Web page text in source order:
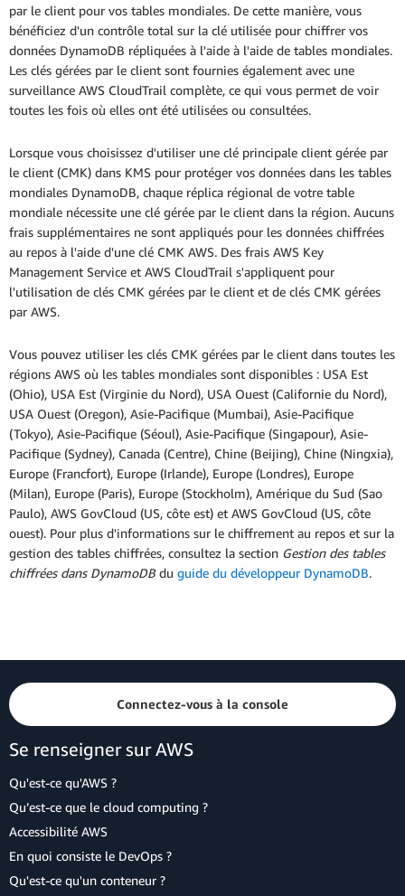
par le client pour vos tables mondiales. De cette manière, vous
bénéficiez d'un contrôle total sur la clé utilisée pour chiffrer vos
données DynamoDB répliquées à l'aide à l'aide de tables mondiales.
Les clés gérées par le client sont fournies également avec une
surveillance AWS CloudTrail complète, ce qui vous permet de voir
toutes les fois où elles ont été utilisées ou consultées.
Lorsque vous choisissez d'utiliser une clé principale client gérée par
le client (CMK) dans KMS pour protéger vos données dans les tables
mondiales DynamoDB, chaque réplica régional de votre table
mondiale nécessite une clé gérée par le client dans la région. Aucuns
frais supplémentaires ne sont appliqués pour les données chiffrées
au repos à l'aide d'une clé CMK AWS. Des frais AWS Key
Management Service et AWS CloudTrail s'appliquent pour
l'utilisation de clés CMK gérées par le client et de clés CMK gérées
par AWS.
Vous pouvez utiliser les clés CMK gérées par le client dans toutes les
régions AWS où les tables mondiales sont disponibles : USA Est
(Ohio), USA Est (Virginie du Nord), USA Ouest (Californie du Nord),
USA Ouest (Oregon), Asie-Pacifique (Mumbai), Asie-Pacifique
(Tokyo), Asie-Pacifique (Séoul), Asie-Pacifique (Singapour), Asie-
Pacifique (Sydney), Canada (Centre), Chine (Beijing), Chine (Ningxia),
Europe (Francfort), Europe (Irlande), Europe (Londres), Europe
(Milan), Europe (Paris), Europe (Stockholm), Amérique du Sud (Sao
Paulo), AWS GovCloud (US, côte est) et AWS GovCloud (US, côte
ouest). Pour plus d'informations sur le chiffrement au repos et sur la
gestion des tables chiffrées, consultez la section Gestion des tables
chiffrées dans DynamoDBdu guide du développeur DynamoDB.
Connectez-vous à la console
Se renseigner sur AWS
Qu'est-ce qu'AWS ?
Qu’est-ce que le cloud computing ?
Accessibilité AWS
En quoi consiste le DevOps ?
Qu'est-ce qu'un conteneur ?